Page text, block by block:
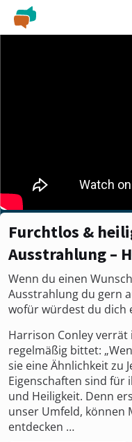
Furchtlos &
Ausstrahlung –
Wenn du einen
Ausstrahlung du gern
wofür würdest du dich
Harrison Conley
regelmäßig bittet:
sie eine Ähnlichkeit zu
Eigenschaften sind für
und Heiligkeit. Denn
unser Umfeld, können
entdecken …